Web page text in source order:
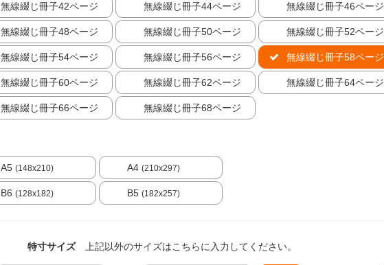
無線綴じ冊子42ページ 無線綴じ冊子44ページ 無線綴じ冊子46ページ
無線綴じ冊子48ページ 無線綴じ冊子50ページ 無線綴じ冊子52ページ
無線綴じ冊子54ページ 無線綴じ冊子56ページ 無線綴じ冊子58ページ
無線綴じ冊子60ページ 無線綴じ冊子62ページ 無線綴じ冊子64ページ
無線綴じ冊子66ページ 無線綴じ冊子68ページ
A5 (148x210) A4 (210x297)
B6 (128x182) B5 (182x257)
特寸サイズ上記以外のサイズはこちらに入力してください。